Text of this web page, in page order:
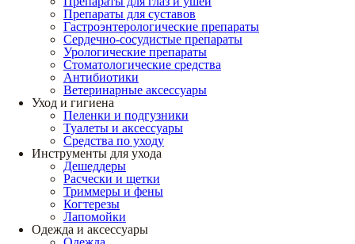
Препараты для суставов
Гастроэнтерологические препараты
Сердечно-сосудистые препараты
Урологические препараты
Стоматологические средства
Антибиотики
Ветеринарные аксессуары
Уход и гигиена
Пеленки и подгузники
Туалеты и аксессуары
Средства по уходу
Инструменты для ухода
Дешеддеры
Расчески и щетки
Триммеры и фены
Когтерезы
Лапомойки
Одежда и аксессуары